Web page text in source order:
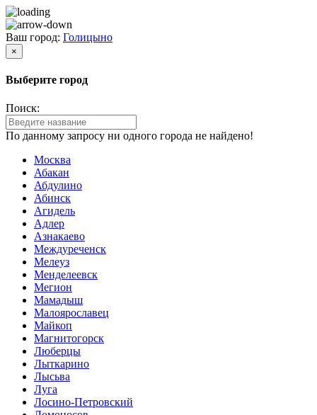
Ваш город: Голицыно
×
Выберите город
Поиск:
По данному запросу ни одного города не найдено!
Москва
Абакан
Абдулино
Абинск
Агидель
Адлер
Азнакаево
Междуреченск
Мелеуз
Менделеевск
Мегион
Мамадыш
Малоярославец
Майкоп
Магнитогорск
Люберцы
Лыткарино
Лысьва
Луга
Лосино-Петровский